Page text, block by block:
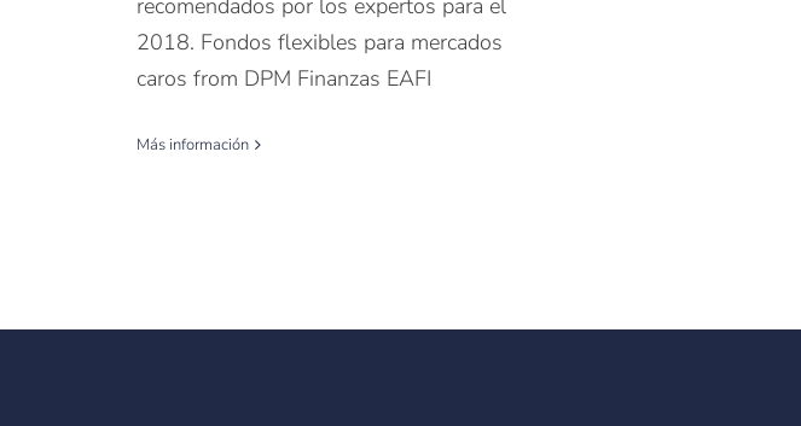
recomendados por los expertos para el
2018. Fondos flexibles para mercados
caros from DPM Finanzas EAFI
Más información